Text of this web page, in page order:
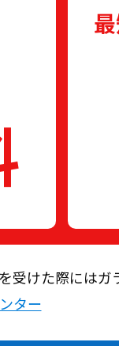
受けた際には
ター